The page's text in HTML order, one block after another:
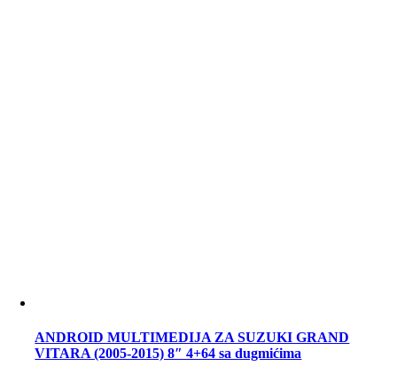
ANDROID MULTIMEDIJA ZA SUZUKI GRAND
VITARA (2005-2015) 8″ 4+64 sa dugmićima